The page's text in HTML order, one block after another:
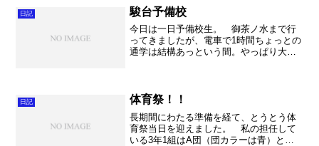
す。もちろん参加費を払って...
日記 駿台予備校
今日は一日予備校生。 御茶ノ水まで行
ってきましたが、電車で1時間ちょっとの
通学は結構あっという間。やっぱり大学
り、いろいろな意味で...
日記 体育祭！！
長期間にわたる準備を経て、とうとう体
育祭当日を迎えました。 私の担任して
いる3年1組はA団（団カラーは青）とい